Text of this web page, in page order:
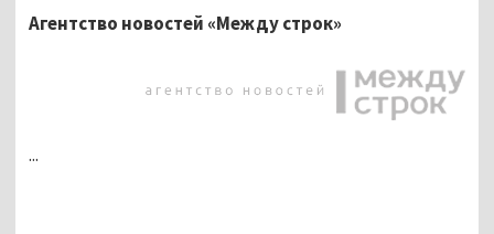
Агентство новостей «Между строк»
...